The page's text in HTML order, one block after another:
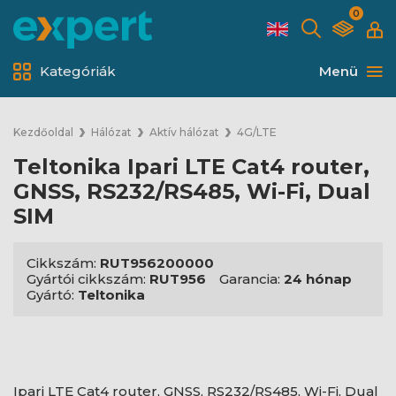
0
Menü
Kategóriák
Kezdőoldal Hálózat Aktív hálózat 4G/LTE
Teltonika Ipari LTE Cat4 router,
GNSS, RS232/RS485, Wi-Fi, Dual
SIM
Cikkszám: RUT956200000
Gyártói cikkszám: RUT956 Garancia: 24 hónap
Gyártó: Teltonika
Ipari LTE Cat4 router, GNSS, RS232/RS485, Wi-Fi, Dual